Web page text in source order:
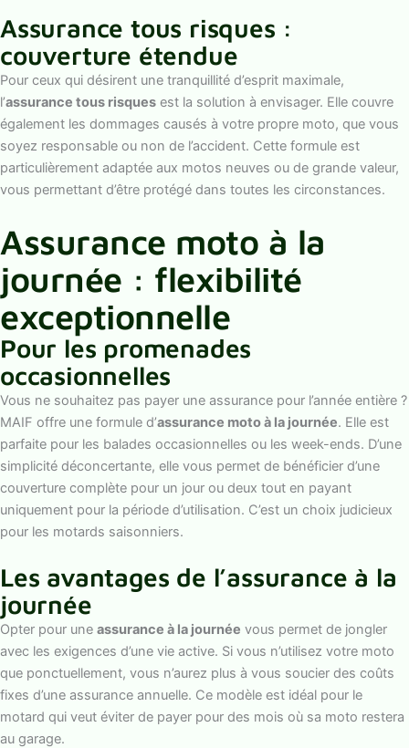
Assurance tous risques :
couverture étendue
Pour ceux qui désirent une tranquillité d’esprit maximale,
l’assurance tous risques est la solution à envisager. Elle couvre
également les dommages causés à votre propre moto, que vous
soyez responsable ou non de l’accident. Cette formule est
particulièrement adaptée aux motos neuves ou de grande valeur,
vous permettant d’être protégé dans toutes les circonstances.
Assurance moto à la
journée : flexibilité
exceptionnelle
Pour les promenades
occasionnelles
Vous ne souhaitez pas payer une assurance pour l’année entière ?
MAIF offre une formule d’assurance moto à la journée. Elle est
parfaite pour les balades occasionnelles ou les week-ends. D’une
simplicité déconcertante, elle vous permet de bénéficier d’une
couverture complète pour un jour ou deux tout en payant
uniquement pour la période d’utilisation. C’est un choix judicieux
pour les motards saisonniers.
Les avantages de l’assurance à la
journée
Opter pour une assurance à la journée vous permet de jongler
avec les exigences d’une vie active. Si vous n’utilisez votre moto
que ponctuellement, vous n’aurez plus à vous soucier des coûts
fixes d’une assurance annuelle. Ce modèle est idéal pour le
motard qui veut éviter de payer pour des mois où sa moto restera
au garage.